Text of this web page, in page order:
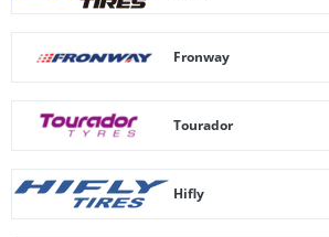
Fronway
Tourador
Hifly